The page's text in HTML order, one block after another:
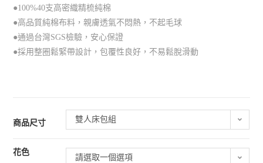
●100%40支高密織精梳純棉
●高品質純棉布料，親膚透氣不悶熱，不起毛球
●通過台灣SGS檢驗，安心保證
●採用整圈鬆緊帶設計，包覆性良好，不易鬆脫滑動
商品尺寸 雙人床包組
花色
請選取一個選項